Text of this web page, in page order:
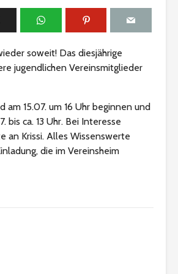
soweit! Das diesjährige
jugendlichen Vereinsmitglieder
am 15.07. um 16 Uhr beginnen und
bis ca. 13 Uhr. Bei Interesse
an Krissi. Alles Wissenswerte
die im Vereinsheim